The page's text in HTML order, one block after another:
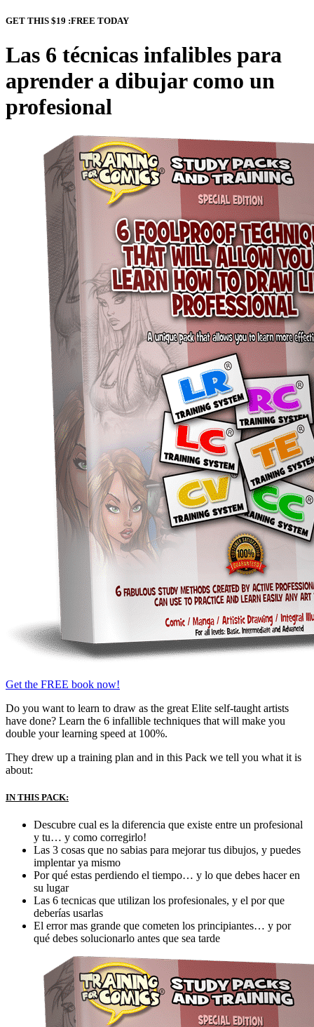
GET THIS $19 :FREE TODAY
Las 6 técnicas infalibles para
aprender a dibujar como un
profesional
Get the FREE book now!
Do you want to learn to draw as the great Elite self-taught artists
have done? Learn the 6 infallible techniques that will make you
double your learning speed at 100%.
They drew up a training plan and in this Pack we tell you what it is
about:
IN THIS PACK:
Descubre cual es la diferencia que existe entre un profesional
y tu… y como corregirlo!
Las 3 cosas que no sabias para mejorar tus dibujos, y puedes
implentar ya mismo
Por qué estas perdiendo el tiempo… y lo que debes hacer en
su lugar
Las 6 tecnicas que utilizan los profesionales, y el por que
deberías usarlas
El error mas grande que cometen los principiantes… y por
qué debes solucionarlo antes que sea tarde